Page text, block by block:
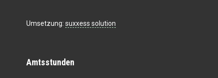
Umsetzung: suxxess solution
Amtsstunden